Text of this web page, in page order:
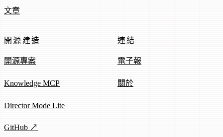
文章
開源建造
開源專案
Knowledge MCP
Director Mode Lite
GitHub ↗
連結
電子報
關於